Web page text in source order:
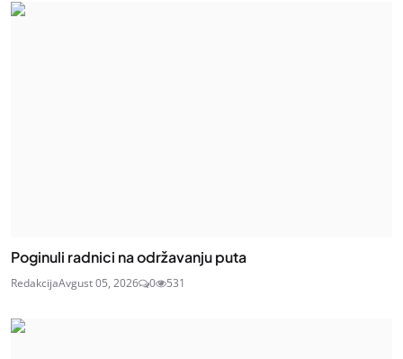
Poginuli radnici na održavanju puta
RedakcijaAvgust 05, 2026 0 531